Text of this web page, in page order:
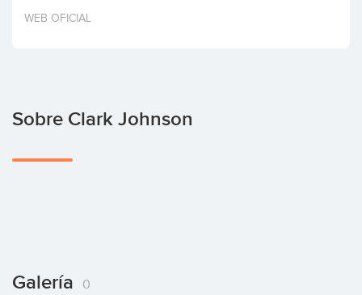
Invertir
WEB OFICIAL
Sobre Clark Johnson
Galería 0